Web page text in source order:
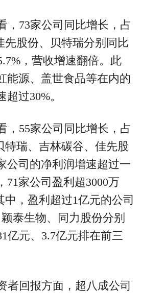
，73家公司同比增长，占
先股份、贝特瑞分别同比
，营收增速翻倍。此
能源、盖世食品等在内的
过30%。
，55家公司同比增长，占
特瑞、吉林碳谷、佳先股
公司的净利润增速超过一
71家公司盈利超3000万
中，盈利超过1亿元的公司
泰生物、同力股份分别
亿元、3.7亿元排在前三
者回报方面，超八成公司